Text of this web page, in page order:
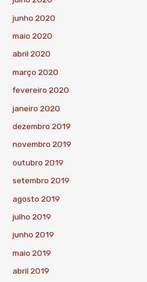
junho 2020
maio 2020
abril 2020
março 2020
fevereiro 2020
janeiro 2020
dezembro 2019
novembro 2019
outubro 2019
setembro 2019
agosto 2019
julho 2019
junho 2019
maio 2019
abril 2019